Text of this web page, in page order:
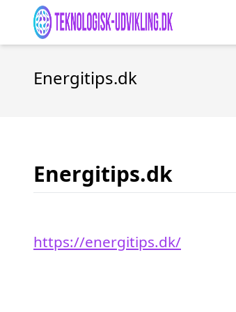
Energitips.dk
Energitips.dk
https://energitips.dk/